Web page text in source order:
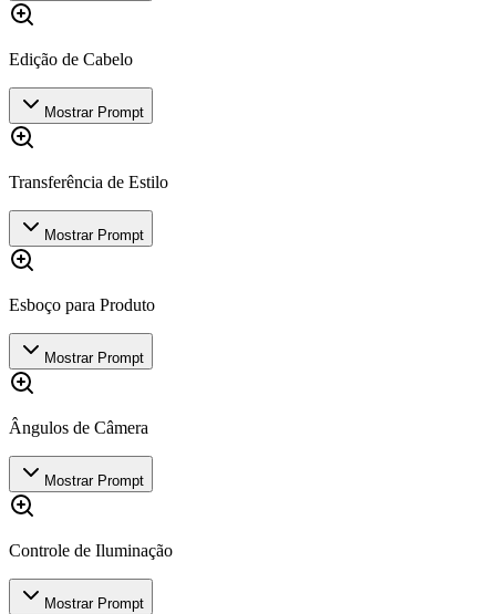
Edição de Cabelo
Mostrar Prompt
Transferência de Estilo
Mostrar Prompt
Esboço para Produto
Mostrar Prompt
Ângulos de Câmera
Mostrar Prompt
Controle de Iluminação
Mostrar Prompt